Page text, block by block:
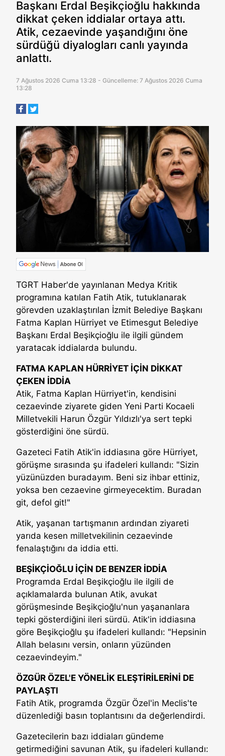
Başkanı Erdal Beşikçioğlu hakkında
dikkat çeken iddialar ortaya attı.
Atik, cezaevinde yaşandığını öne
sürdüğü diyalogları canlı yayında
anlattı.
7 Ağustos 2026 Cuma 13:28 - Güncelleme: 7 Ağustos 2026 Cuma
13:28
TGRT Haber'de yayınlanan Medya Kritik
programına katılan Fatih Atik, tutuklanarak
görevden uzaklaştırılan İzmit Belediye Başkanı
Fatma Kaplan Hürriyet ve Etimesgut Belediye
Başkanı Erdal Beşikçioğlu ile ilgili gündem
yaratacak iddialarda bulundu.
FATMA KAPLAN HÜRRİYET İÇİN DİKKAT
ÇEKEN İDDİA
Atik, Fatma Kaplan Hürriyet'in, kendisini
cezaevinde ziyarete giden Yeni Parti Kocaeli
Milletvekili Harun Özgür Yıldızlı'ya sert tepki
gösterdiğini öne sürdü.
Gazeteci Fatih Atik'in iddiasına göre Hürriyet,
görüşme sırasında şu ifadeleri kullandı: "Sizin
yüzünüzden buradayım. Beni siz ihbar ettiniz,
yoksa ben cezaevine girmeyecektim. Buradan
git, defol git!"
Atik, yaşanan tartışmanın ardından ziyareti
yarıda kesen milletvekilinin cezaevinde
fenalaştığını da iddia etti.
BEŞİKÇİOĞLU İÇİN DE BENZER İDDİA
Programda Erdal Beşikçioğlu ile ilgili de
açıklamalarda bulunan Atik, avukat
görüşmesinde Beşikçioğlu'nun yaşananlara
tepki gösterdiğini ileri sürdü. Atik'in iddiasına
göre Beşikçioğlu şu ifadeleri kullandı: "Hepsinin
Allah belasını versin, onların yüzünden
cezaevindeyim."
ÖZGÜR ÖZEL'E YÖNELİK ELEŞTİRİLERİNİ DE
PAYLAŞTI
Fatih Atik, programda Özgür Özel'in Meclis'te
düzenlediği basın toplantısını da değerlendirdi.
Gazetecilerin bazı iddiaları gündeme
getirmediğini savunan Atik, şu ifadeleri kullandı: